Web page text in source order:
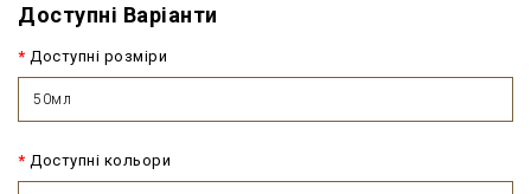
Доступні Варіанти
Доступні розміри
50мл
Доступні кольори